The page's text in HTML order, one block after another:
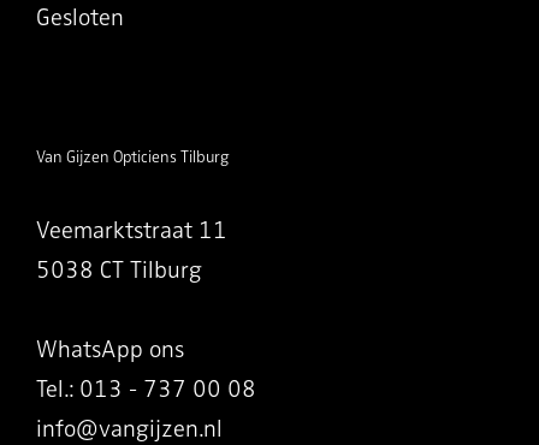
Gesloten
Van Gijzen Opticiens Tilburg
Veemarktstraat 11
5038 CT Tilburg
WhatsApp ons
Tel.: 013 - 737 00 08
info@vangijzen.nl